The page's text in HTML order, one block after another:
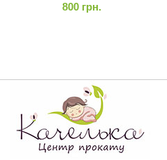
800 грн.